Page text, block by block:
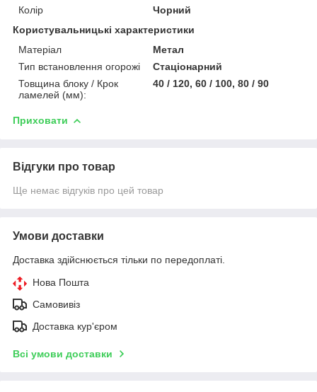
Колір
Чорний
Користувальницькі характеристики
Матеріал
Метал
Тип встановлення огорожі
Стаціонарний
Товщина блоку / Крок
ламелей (мм):
40 / 120, 60 / 100, 80 / 90
Приховати
Відгуки про товар
Ще немає відгуків про цей товар
Умови доставки
Доставка здійснюється тільки по передоплаті.
Нова Пошта
Самовивіз
Доставка кур'єром
Всі умови доставки